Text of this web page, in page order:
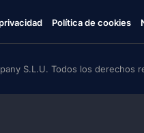
Política de cookies
S.L.U. Todos los derechos